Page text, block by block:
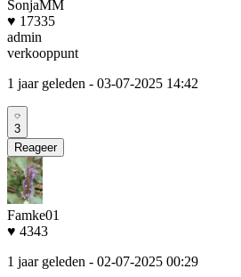
SonjaMM
♥ 17335
admin
verkooppunt
1 jaar geleden - 03-07-2025 14:42
3
Reageer
Famke01
♥ 4343
1 jaar geleden - 02-07-2025 00:29